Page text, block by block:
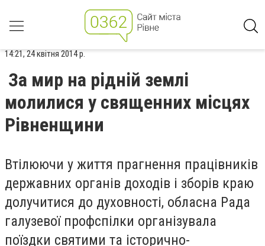
14:21, 24 квітня 2014 р.
За мир на рідній землі
молилися у священних місцях
Рівненщини
Втілюючи у життя прагнення працівників
державних органів доходів і зборів краю
долучитися до духовності, обласна Рада
галузевої профспілки організувала
поїздки святими та історично-